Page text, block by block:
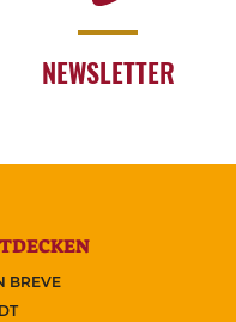
NEWSLETTER
BREVE